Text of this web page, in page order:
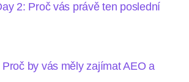
2: Proč vás právě ten poslední
by vás měly zajímat AEO a